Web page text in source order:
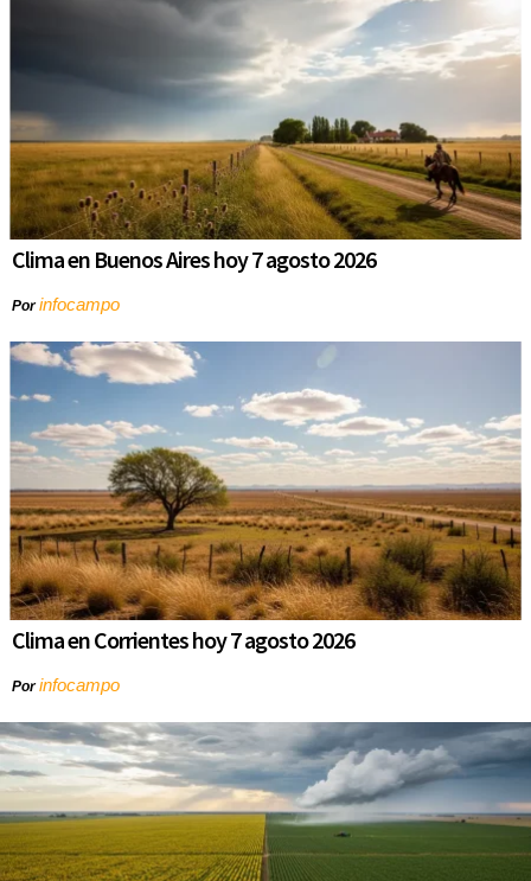
Clima en Buenos Aires hoy 7 agosto 2026
Porinfocampo
Clima en Corrientes hoy 7 agosto 2026
Porinfocampo